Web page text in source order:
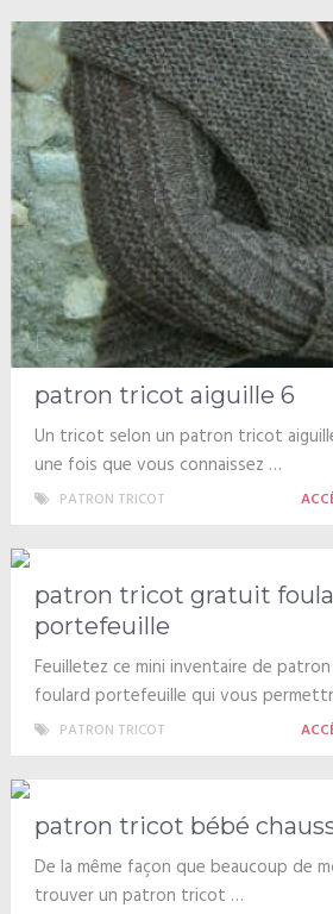
patron tricot aiguille 6
Un tricot selon un patron tricot
une fois que vous connaissez …
PATRON TRICOT
patron tricot gratuit
portefeuille
Feuilletez ce mini inventaire de
foulard portefeuille qui vous
PATRON TRICOT
patron tricot bébé
De la même façon que beaucoup de
trouver un patron tricot …